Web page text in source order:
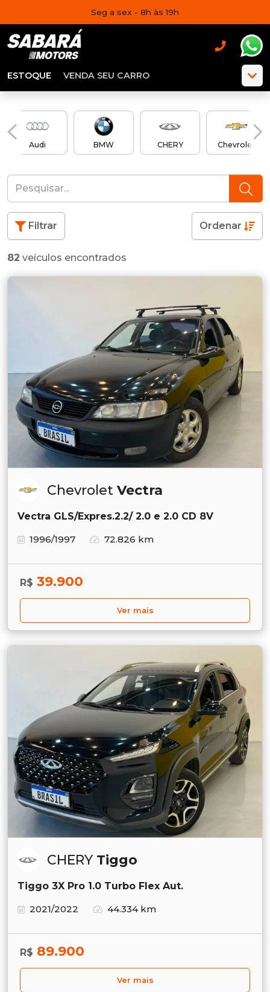
Seg a sex - 8h às 19h
ESTOQUE VENDA SEU CARRO
Audi BMW CHERY Chevrolet
Filtrar Ordenar
82 veículos encontrados
Chevrolet Vectra
Vectra GLS/Expres.2.2/ 2.0 e 2.0 CD 8V
1996/1997
72.826 km
R$ 39.900
Ver mais
CHERY Tiggo
Tiggo 3X Pro 1.0 Turbo Flex Aut.
2021/2022
44.334 km
R$ 89.900
Ver mais